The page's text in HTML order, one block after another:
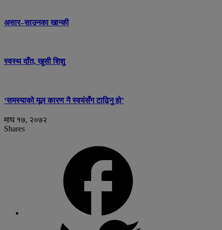
असार–साउनका खान्की
स्वस्थ दाँत, खुसी शिशु
‘समस्याको मूल कारण नै स्वयंसँग टाढिनु हो’
माघ १७, २०७२
Shares